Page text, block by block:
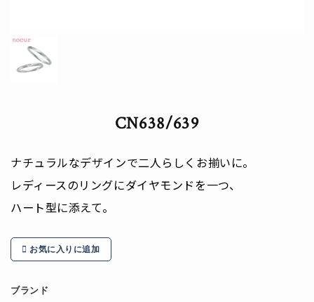
CN638/639
ナチュラルなデザインで二人らしくお揃いに。
レディースのリングにダイヤモンドを一つ、
ハート型に添えて。
お気に入りに追加
ブランド